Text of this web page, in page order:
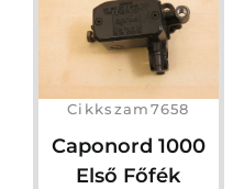
Cikkszam7658
Caponord 1000
Első Főfék